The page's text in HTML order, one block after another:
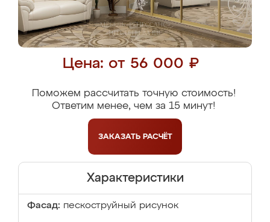
Цена: от 56 000 ₽
Поможем рассчитать точную стоимость!
Ответим менее, чем за 15 минут!
ЗАКАЗАТЬ РАСЧЁТ
Характеристики
Фасад: пескоструйный рисунок